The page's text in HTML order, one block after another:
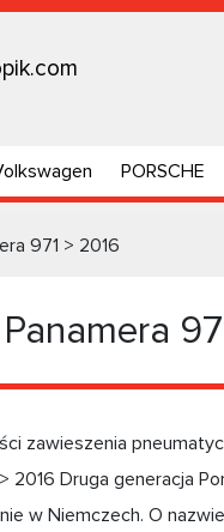
PORSCHE
971 > 2016
zawieszenia
2016 Druga generacja
w Niemczech. O